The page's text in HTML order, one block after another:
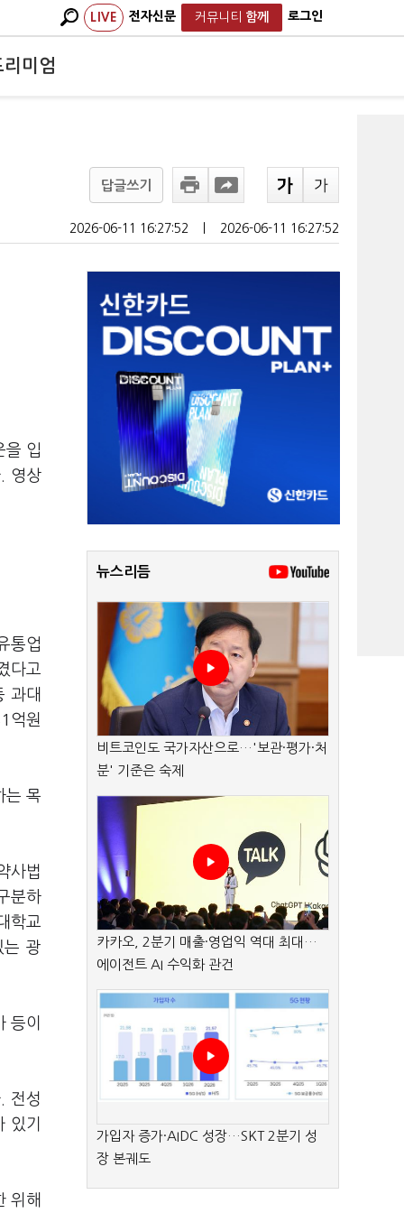
LIVE 전자신문 커뮤니티 함께 로그인
리미엄
답글쓰기
2026-06-11 16:27:52 2026-06-11 16:27:52
을 입
영상
통업
다고
과대
억원
는 목
사법
분하
학교
는 광
등이
전성
있기
위해
뉴스리듬
비트코인도 국가자산으로…'보관·평가·처
분' 기준은 숙제
카카오, 2분기 매출·영업익 역대 최대…
에이전트 AI 수익화 관건
가입자 증가·AIDC 성장…SKT 2분기 성
장 본궤도